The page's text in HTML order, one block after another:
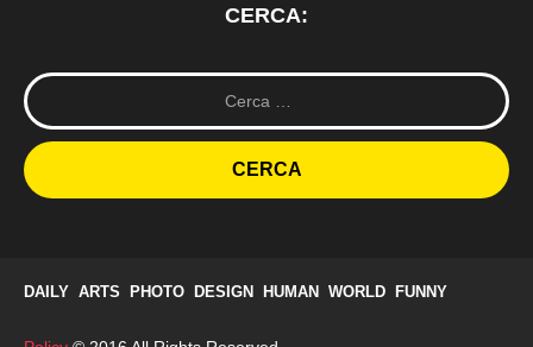
CERCA:
R
i
e
r
rDAILY ARTS PHOTO DESIGN HUMAN WORLD FUNNY